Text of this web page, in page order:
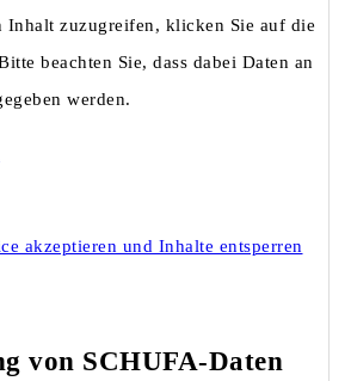
Inhalt zuzugreifen, klicken Sie auf die
beachten Sie, dass dabei Daten an
werden.
akzeptieren und Inhalte entsperren
von SCHUFA-Daten